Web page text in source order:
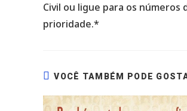
Civil ou ligue para os números
prioridade.*
VOCÊ TAMBÉM PODE